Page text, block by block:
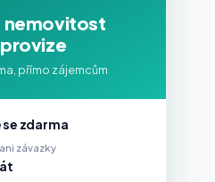
nemovitost
přímo zájemcům
zdarma
závazky